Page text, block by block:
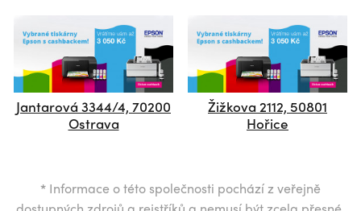
Jantarová 3344/4, 70200
Ostrava
Žižkova 2112, 50801
Hořice
* Informace o této společnosti pochází z veřejně